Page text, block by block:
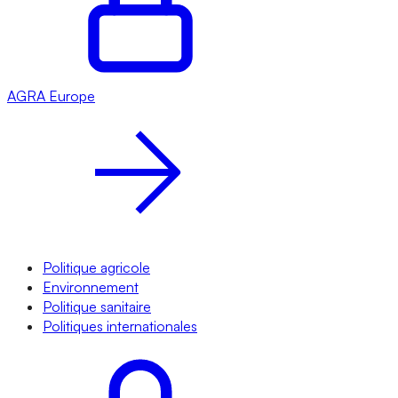
AGRA Europe
Politique agricole
Environnement
Politique sanitaire
Politiques internationales